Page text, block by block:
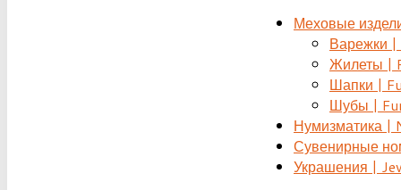
Меховые
Варежки
Жилеты |
Шапки |
Шубы |
Нумизматика |
Сувенирные
Украшения |